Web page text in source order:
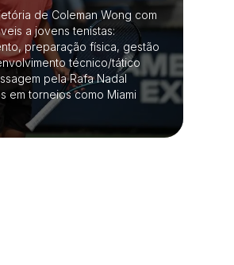
de Coleman Wong com
a jovens tenistas:
preparação física, gestão
técnico/tático
pela Rafa Nadal
em torneios como Miami